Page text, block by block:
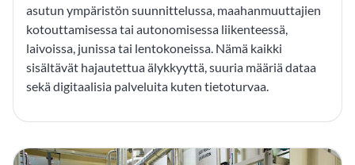
asutun ympäristön suunnittelussa, maahanmuuttajien
kotouttamisessa tai autonomisessa liikenteessä,
laivoissa, junissa tai lentokoneissa. Nämä kaikki
sisältävät hajautettua älykkyyttä, suuria määriä dataa
sekä digitaalisia palveluita kuten tietoturvaa.